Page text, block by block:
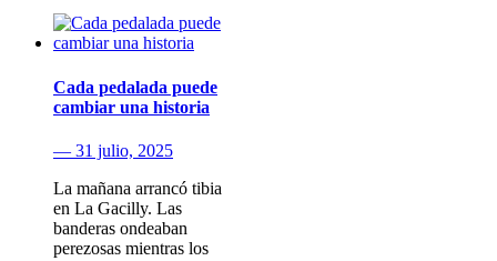
Cada pedalada puede
cambiar una historia
— 31 julio, 2025
La mañana arrancó tibia
en La Gacilly. Las
banderas ondeaban
perezosas mientras los